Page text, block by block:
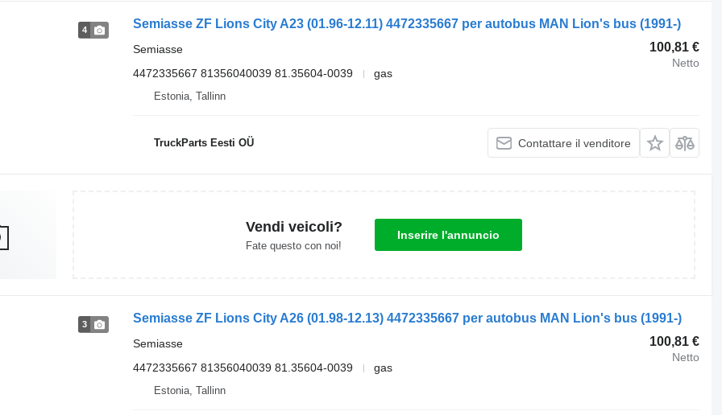
4
Semiasse ZF Lions City A23 (01.96-12.11) 4472335667 per autobus MAN Lion's bus (1991-)
100,81 €
Netto
Semiasse
4472335667 81356040039 81.35604-0039
gas
Estonia, Tallinn
TruckParts Eesti OÜ Contattare il venditore
Vendi veicoli?
Fate questo con noi!
Inserire l'annuncio
3
Semiasse ZF Lions City A26 (01.98-12.13) 4472335667 per autobus MAN Lion's bus (1991-)
100,81 €
Netto
Semiasse
4472335667 81356040039 81.35604-0039
gas
Estonia, Tallinn